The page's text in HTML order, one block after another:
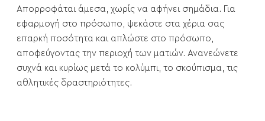
Απορροφάται άμεσα, χωρίς να αφήνει σημάδια. Για
εφαρμογή στο πρόσωπο, ψεκάστε στα χέρια σας
επαρκή ποσότητα και απλώστε στο πρόσωπο,
αποφεύγοντας την περιοχή των ματιών. Ανανεώνετε
συχνά και κυρίως μετά το κολύμπι, το σκούπισμα, τις
αθλητικές δραστηριότητες.